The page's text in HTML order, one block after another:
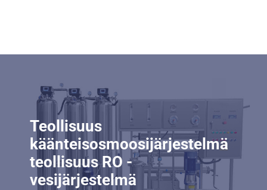
Teollisuus
käänteisosmoosijärjestelmä
teollisuus RO -
vesijärjestelmä